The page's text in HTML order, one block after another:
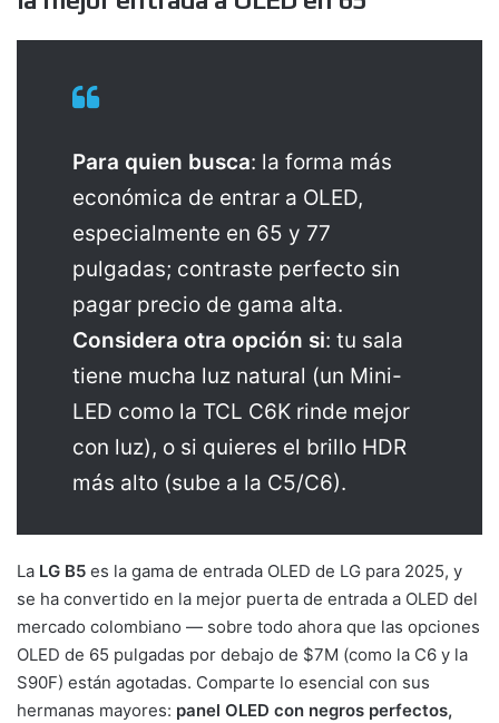
Para quien busca: la forma más
económica de entrar a OLED,
especialmente en 65 y 77
pulgadas; contraste perfecto sin
pagar precio de gama alta.
Considera otra opción si: tu sala
tiene mucha luz natural (un Mini-
LED como la TCL C6K rinde mejor
con luz), o si quieres el brillo HDR
más alto (sube a la C5/C6).
La LG B5 es la gama de entrada OLED de LG para 2025, y
se ha convertido en la mejor puerta de entrada a OLED del
mercado colombiano — sobre todo ahora que las opciones
OLED de 65 pulgadas por debajo de $7M (como la C6 y la
S90F) están agotadas. Comparte lo esencial con sus
hermanas mayores: panel OLED con negros perfectos,